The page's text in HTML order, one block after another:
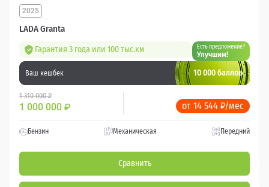
LADA Granta
2025
Гарантия 3 года или 100 тыс.км Есть предложение?
Улучшим!
Ваш кешбек 10 000 баллов
1 310 000 ₽
1 000 000 ₽ от 14 544 ₽/мес
Бензин Механическая Передний
Сравнить